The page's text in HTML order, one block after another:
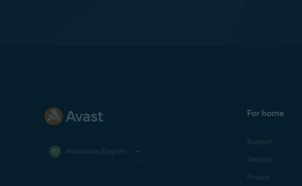
Worldwide (English)
For home
Support
Security
Privacy